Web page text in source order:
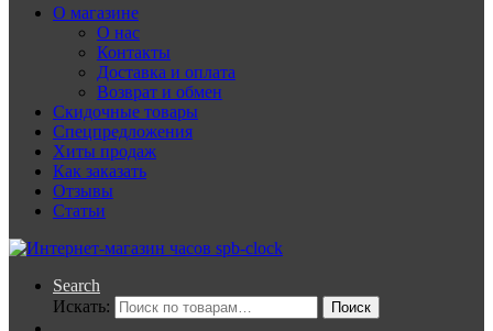
О магазине
О нас
Контакты
Доставка и оплата
Возврат и обмен
Скидочные товары
Спецпредложения
Хиты продаж
Как заказать
Отзывы
Статьи
Search
Искать:
Поиск